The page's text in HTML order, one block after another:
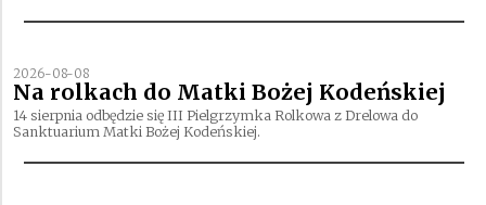
2026-08-08
Na rolkach do Matki Bożej Kodeńskiej
14 sierpnia odbędzie się III Pielgrzymka Rolkowa z Drelowa do
Sanktuarium Matki Bożej Kodeńskiej.